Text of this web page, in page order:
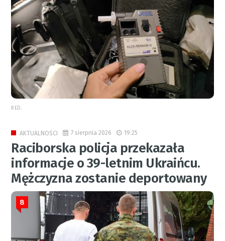
RED.
AKTUALNOŚCI 7 sierpnia 2026 19:25
Raciborska policja przekazała
informacje o 39-letnim Ukraińcu.
Mężczyzna zostanie deportowany
8